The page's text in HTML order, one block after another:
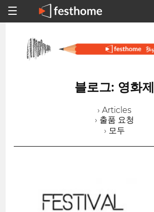
블로그: 영화제
› Articles
› 출품 요청
› 모두